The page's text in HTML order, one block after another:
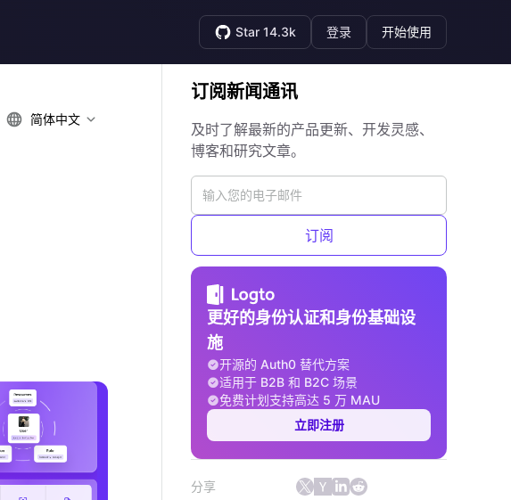
Star 14.3k 登录 开始使用
简体中文
订阅新闻通讯
及时了解最新的产品更新、开发灵感、
博客和研究文章。
订阅
更好的身份认证和身份基础设
施
开源的 Auth0 替代方案
适用于 B2B 和 B2C 场景
免费计划支持高达 5 万 MAU
立即注册
分享